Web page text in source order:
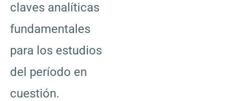
claves analíticas
fundamentales
para los estudios
del período en
cuestión.